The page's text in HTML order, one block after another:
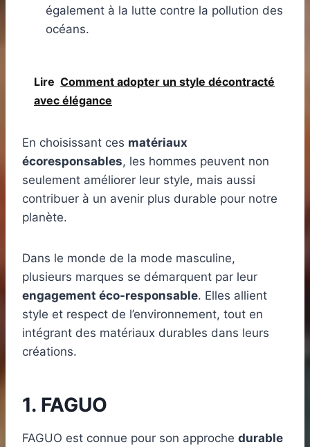
également à la lutte contre la pollution des
océans.
Lire Comment adopter un style décontracté
avec élégance
En choisissant ces matériaux
écoresponsables, les hommes peuvent non
seulement améliorer leur style, mais aussi
contribuer à un avenir plus durable pour notre
planète.
Dans le monde de la mode masculine,
plusieurs marques se démarquent par leur
engagement éco-responsable. Elles allient
style et respect de l’environnement, tout en
intégrant des matériaux durables dans leurs
créations.
1. FAGUO
FAGUO est connue pour son approche durable